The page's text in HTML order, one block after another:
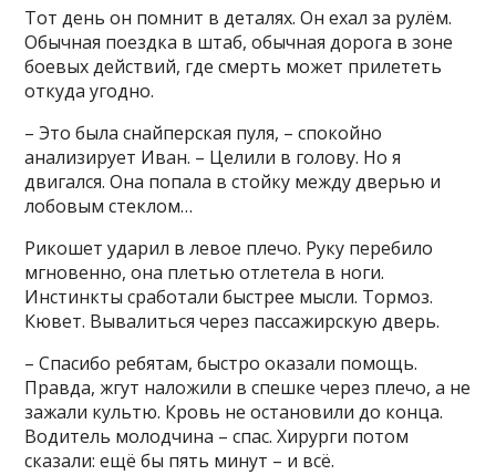
Тот день он помнит в деталях. Он ехал за рулём.
Обычная поездка в штаб, обычная дорога в зоне
боевых действий, где смерть может прилететь
откуда угодно.
– Это была снайперская пуля, – спокойно
анализирует Иван. – Целили в голову. Но я
двигался. Она попала в стойку между дверью и
лобовым стеклом…
Рикошет ударил в левое плечо. Руку перебило
мгновенно, она плетью отлетела в ноги.
Инстинкты сработали быстрее мысли. Тормоз.
Кювет. Вывалиться через пассажирскую дверь.
– Спасибо ребятам, быстро оказали помощь.
Правда, жгут наложили в спешке через плечо, а не
зажали культю. Кровь не остановили до конца.
Водитель молодчина – спас. Хирурги потом
сказали: ещё бы пять минут – и всё.